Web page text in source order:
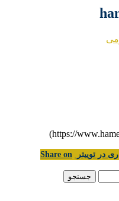
در توییتر
Share on